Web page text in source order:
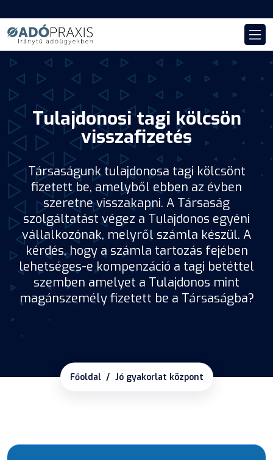
Tulajdonosi tagi kölcsön
visszafizetés
Társaságunk tulajdonosa tagi kölcsönt
fizetett be, amelyből ebben az évben
szeretne visszakapni. A Társaság
szolgáltatást végez a Tulajdonos egyéni
vállalkozónak, melyről számla készül. A
kérdés, hogy a számla tartozás fejében
lehetséges-e kompenzáció a tagi betéttel
szemben amelyet a Tulajdonos mint
magánszemély fizetett be a Társaságba?
Főoldal Jó gyakorlat központ